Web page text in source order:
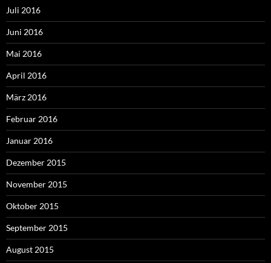
Juli 2016
Juni 2016
Mai 2016
April 2016
März 2016
Februar 2016
Januar 2016
Dezember 2015
November 2015
Oktober 2015
September 2015
August 2015